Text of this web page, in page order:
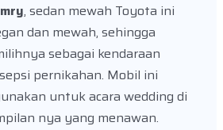
, sedan mewah Toyota ini
dan mewah, sehingga
sebagai kendaraan
pernikahan. Mobil ini
untuk acara wedding di
nya yang menawan.